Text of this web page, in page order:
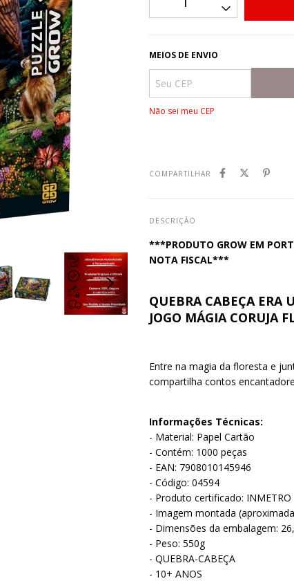
MEIOS DE ENVIO
Não sei meu CEP
COMPARTILHAR
DESCRIÇÃO
***PRODUTO GROW EM
NOTA FISCAL***
QUEBRA CABEÇA ERA
JOGO MÁGIA CORUJA
Entre na magia da floresta e
compartilha contos
Informações Técnicas:
- Material: Papel Cartão
- Contém: 1000 peças
- EAN: 7908010145946
- Código: 04594
- Produto certificado: INMETRO
- Imagem montada
- Dimensões da embalagem:
- Peso: 550g
- QUEBRA-CABEÇA
- 10+ ANOS